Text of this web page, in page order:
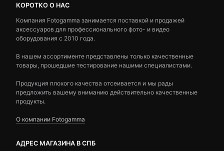
КОРОТКО О НАС
Компания Fotogamma занимается поставкой и продажей
аксессуаров для профессионального фото- и видео
оборудования с 2010 года.
В нашем ассортименте представлены только качественные
товары, прошедшие тестирование нашими специалистами.
Продукция плохого качества отсеивается и мы рады
предложить вашему вниманию действительно качественные
продукты.
О компании Fotogamma
АДРЕС МАГАЗИНА В СПБ